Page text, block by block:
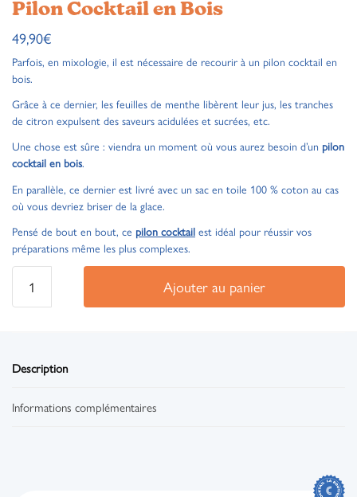
Pilon Cocktail en Bois
49,90€
Parfois, en mixologie, il est nécessaire de recourir à un pilon cocktail en
bois.
Grâce à ce dernier, les feuilles de menthe libèrent leur jus, les tranches
de citron expulsent des saveurs acidulées et sucrées, etc.
Une chose est sûre : viendra un moment où vous aurez besoin d’un pilon
cocktail en bois.
En parallèle, ce dernier est livré avec un sac en toile 100 % coton au cas
où vous devriez briser de la glace.
Pensé de bout en bout, ce pilon cocktail est idéal pour réussir vos
préparations même les plus complexes.
Ajouter au panier
Description
Informations complémentaires